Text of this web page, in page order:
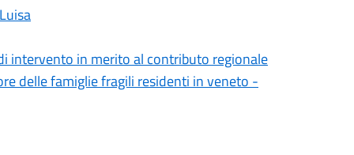
intervento in merito al contributo regionale
delle famiglie fragili residenti in veneto -